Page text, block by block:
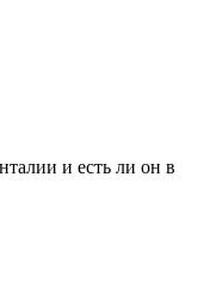
и есть ли он в